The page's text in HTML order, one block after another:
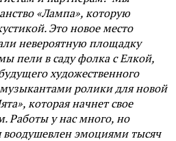
«Лампа», которую
Это новое место
невероятную площадку
пели в саду фолка с Елкой,
художественного
ролики для новой
которая начнет свое
Работы у нас много, но
эмоциями тысяч